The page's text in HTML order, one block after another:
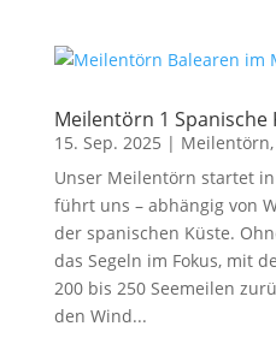
Meilentörn 1
15. Sep. 2025 | Meilentörn,
Unser Meilentörn startet
führt uns – abhängig von
der spanischen Küste.
das Segeln im Fokus, mit
200 bis 250 Seemeilen
den Wind...